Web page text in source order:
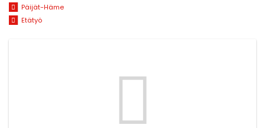
Päijät-Häme
Etätyö